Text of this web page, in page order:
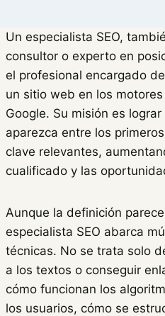
Un especialista SEO,
consultor o experto en
el profesional encargado
un sitio web en los
Google. Su misión es
aparezca entre los
clave relevantes,
cualificado y las
Aunque la definición
especialista SEO abarca
técnicas. No se trata solo
a los textos o conseguir
cómo funcionan los
los usuarios, cómo se